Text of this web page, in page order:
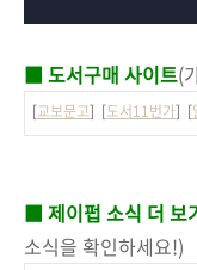
■ 도서구매 사이트(
[교보문고] [도서11번가] [
■ 제이펍 소식 더 보
소식을 확인하세요!)